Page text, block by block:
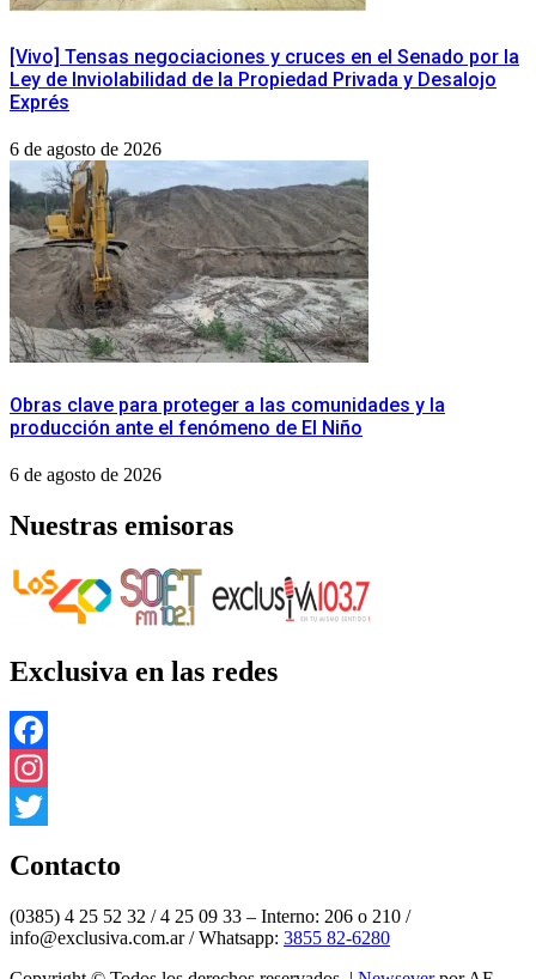
[Vivo] Tensas negociaciones y cruces en el Senado por la
Ley de Inviolabilidad de la Propiedad Privada y Desalojo
Exprés
6 de agosto de 2026
Obras clave para proteger a las comunidades y la
producción ante el fenómeno de El Niño
6 de agosto de 2026
Nuestras emisoras
Exclusiva en las redes
Facebook
Instagram
Contacto
(0385) 4 25 52 32 / 4 25 09 33 – Interno: 206 o 210 /
info@exclusiva.com.ar / Whatsapp: 3855 82-6280